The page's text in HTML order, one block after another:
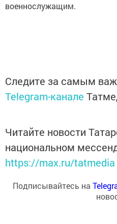
военнослужащим.
Следите за самым
Telegram-канале
Читайте новости
национальном
https://max.ru/tatmedia
Подписывайтесь на